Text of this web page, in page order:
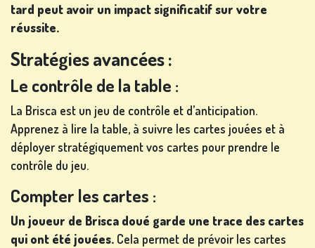
tard peut avoir un impact significatif sur votre
réussite.
Stratégies avancées :
Le contrôle de la table :
La Brisca est un jeu de contrôle et d’anticipation.
Apprenez à lire la table, à suivre les cartes jouées et à
déployer stratégiquement vos cartes pour prendre le
contrôle du jeu.
Compter les cartes :
Un joueur de Brisca doué garde une trace des cartes
qui ont été jouées. Cela permet de prévoir les cartes